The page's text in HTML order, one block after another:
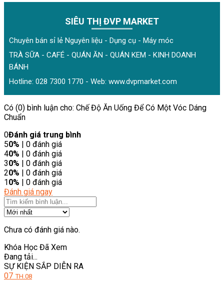
SIÊU THỊ ĐVP MARKET
Chuyên bán sỉ lẻ Nguyên liệu - Dụng cụ - Máy móc
TRÀ SỮA - CAFÉ - QUÁN ĂN - QUÁN KEM - KINH DOANH
BÁNH
Hotline: 028 7300 1770 - Web: www.dvpmarket.com
Có (0) bình luận cho: Chế Độ Ăn Uống Để Có Một Vóc Dáng
Chuẩn
0Đánh giá trung bình
50% | 0 đánh giá
40% | 0 đánh giá
30% | 0 đánh giá
20% | 0 đánh giá
10% | 0 đánh giá
Đánh giá ngay
Chưa có đánh giá nào.
Khóa Học Đã Xem
Đang tải...
SỰ KIỆN SẮP DIỄN RA
07 TH.08